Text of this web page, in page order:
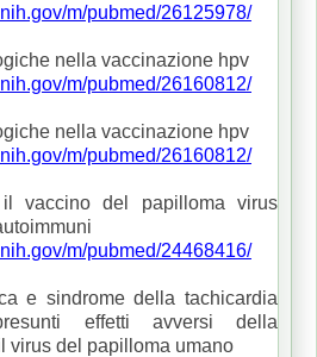
m/pubmed/26125978/
nella vaccinazione hpv
m/pubmed/26160812/
nella vaccinazione hpv
m/pubmed/26160812/
vaccino del papilloma virus
m/pubmed/24468416/
e sindrome della tachicardia
effetti avversi della
virus del papilloma umano